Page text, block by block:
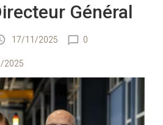
Général
17/11/2025 0
2025